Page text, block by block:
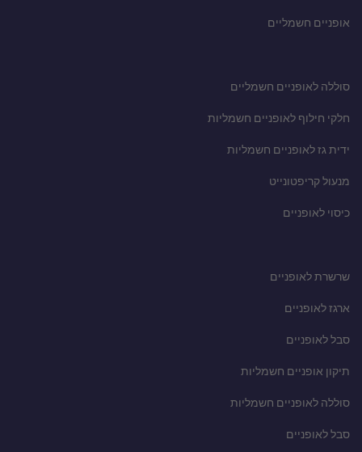
אופניים חשמליים
סוללה לאופניים חשמליים
חלקי חילוף לאופניים חשמליות
ידית גז לאופניים חשמליות
מנעול קריפטונייט
כיסוי לאופניים
שרשרת לאופניים
ארגז לאופניים
סבל לאופניים
תיקון אופניים חשמליות
סוללה לאופניים חשמליות
סבל לאופניים